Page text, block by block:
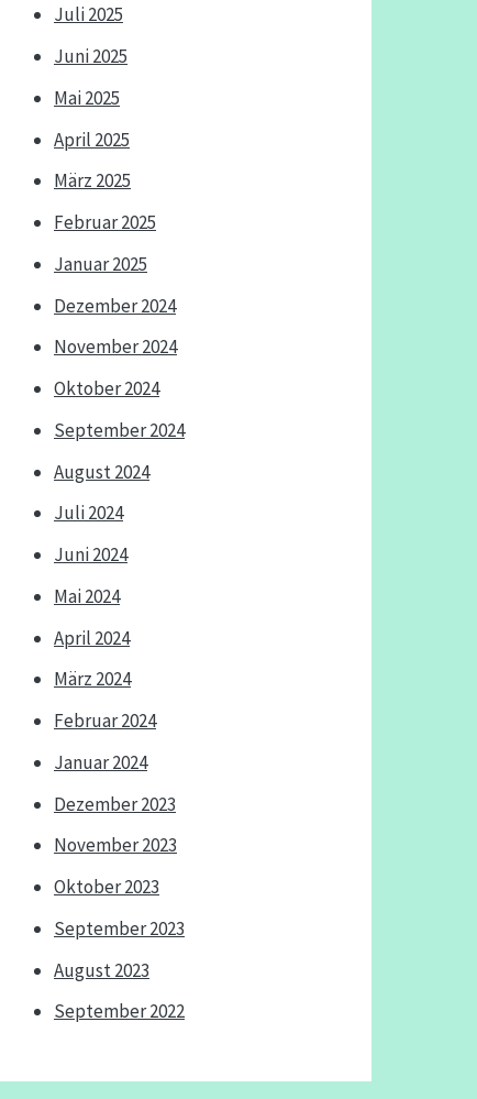
Juli 2025
Juni 2025
Mai 2025
April 2025
März 2025
Februar 2025
Januar 2025
Dezember 2024
November 2024
Oktober 2024
September 2024
August 2024
Juli 2024
Juni 2024
Mai 2024
April 2024
März 2024
Februar 2024
Januar 2024
Dezember 2023
November 2023
Oktober 2023
September 2023
August 2023
September 2022